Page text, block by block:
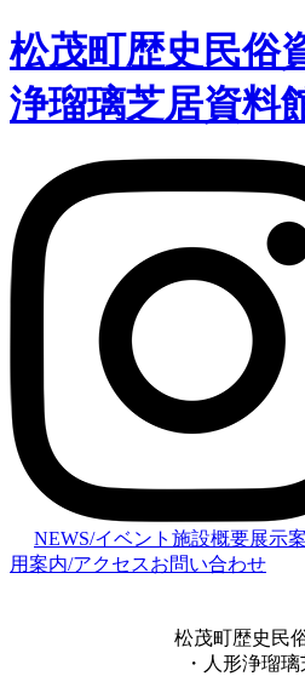
松茂町歴史民俗
浄瑠璃芝居資料
NEWS/イベント 施設概要展示
用案内/アクセスお問い合わせ
松茂町歴史民
・人形浄瑠